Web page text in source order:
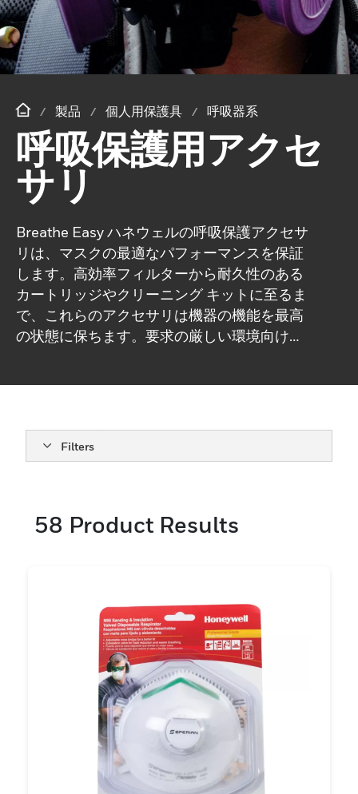
製品 個人用保護具 呼吸器系
呼吸保護用アクセ
サリ
Breathe Easy ハネウェルの呼吸保護アクセサ
リは、マスクの最適なパフォーマンスを保証
します。高効率フィルターから耐久性のある
カートリッジやクリーニング キットに至るま
で、これらのアクセサリは機器の機能を最高
の状態に保ちます。要求の厳しい環境向けに
と安全性をハネウェルにお任せください。
Filters
58 Product Results